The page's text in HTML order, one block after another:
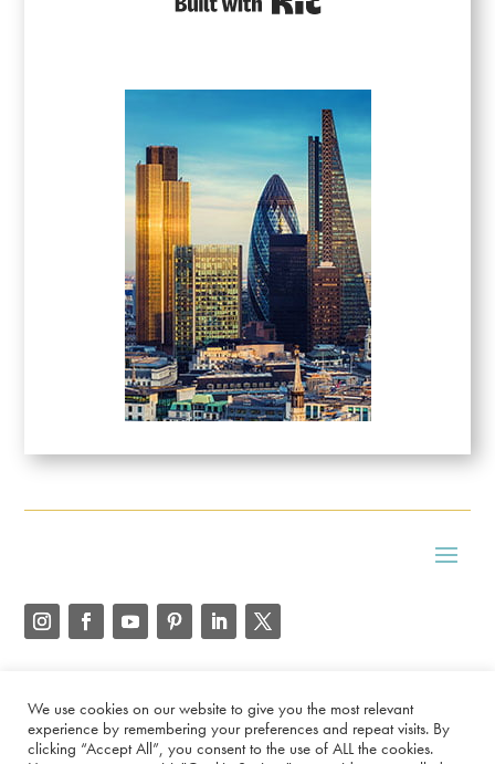
We use cookies on our website to give you the most relevant
experience by remembering your preferences and repeat visits. By
clicking “Accept All”, you consent to the use of ALL the cookies.